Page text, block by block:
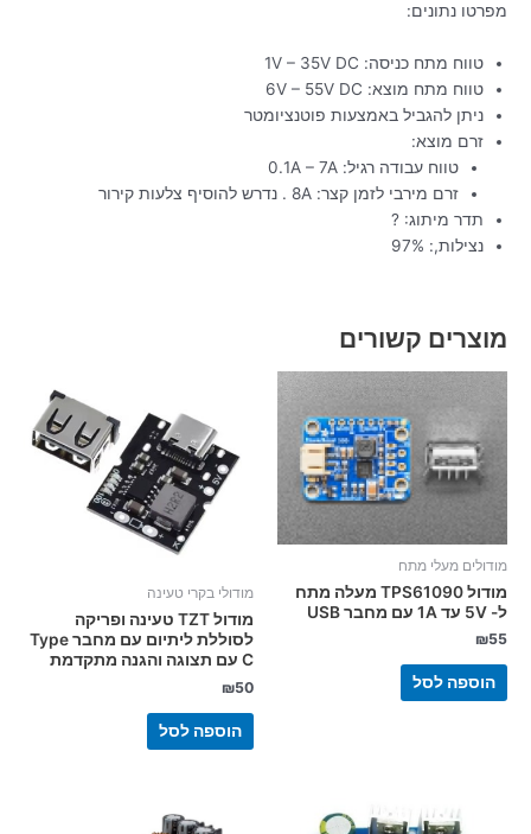
מפרטו נתונים:
טווח מתח כניסה: 1V – 35V DC
טווח מתח מוצא: 6V – 55V DC
ניתן להגביל באמצעות פוטנציומטר
זרם מוצא:
טווח עבודה רגיל: 0.1A – 7A
זרם מירבי לזמן קצר: 8A . נדרש להוסיף צלעות קירור
תדר מיתוג: ?
נצילות,: 97%
מוצרים קשורים
מודולים מעלי מתח
מודול TPS61090 מעלה מתח
ל- 5V עד 1A עם מחבר USB
₪55
הוספה לסל
מודולי בקרי טעינה
מודול TZT טעינה ופריקה
לסוללת ליתיום עם מחבר Type
C עם תצוגה והגנה מתקדמת
₪50
הוספה לסל